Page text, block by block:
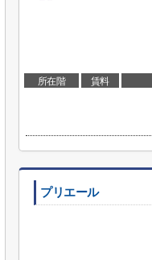
所在階 賃料
プリエール